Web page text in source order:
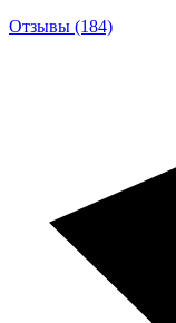
Отзывы (184)